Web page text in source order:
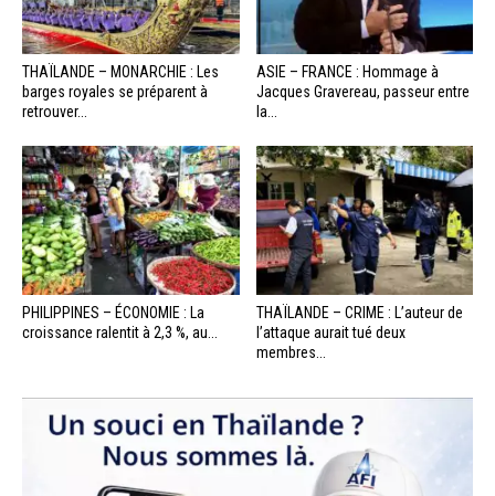
THAÏLANDE – MONARCHIE : Les
barges royales se préparent à
retrouver...
ASIE – FRANCE : Hommage à
Jacques Gravereau, passeur entre
la...
PHILIPPINES – ÉCONOMIE : La
croissance ralentit à 2,3 %, au...
THAÏLANDE – CRIME : L’auteur de
l’attaque aurait tué deux
membres...